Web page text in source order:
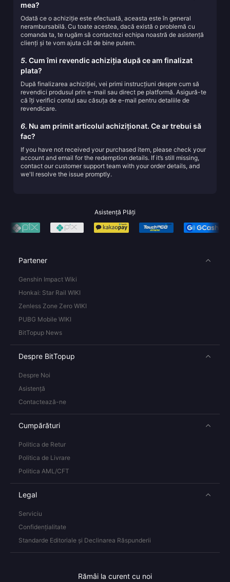
mea?
Odată ce o achiziție este efectuată, aceasta este în general
nerambursabilă. Cu toate acestea, dacă există o problemă cu
comanda ta, te rugăm să contactezi echipa noastră de asistență
clienți și te vom ajuta cât de bine putem.
5. Cum îmi revendic achiziția după ce am finalizat
plata?
După finalizarea achiziției, vei primi instrucțiuni despre cum să
revendici produsul prin e-mail sau direct pe platformă. Asigură-te
că îți verifici contul sau căsuța de e-mail pentru detaliile de
revendicare.
6. Nu am primit articolul achiziționat. Ce ar trebui să
fac?
If you have not received your purchased item, please check your
account and email for the redemption details. If it’s still missing,
contact our customer support team with your order details, and
we'll resolve the issue promptly.
Asistență Plăți
Partener
Genshin Impact Wiki
Honkai: Star Rail WIKI
Zenless Zone Zero WIKI
PUBG Mobile WIKI
BitTopup News
Despre BitTopup
Despre Noi
Asistență
Contactează-ne
Cumpărături
Politica de Retur
Politica de Livrare
Politica AML/CFT
Legal
Serviciu
Confidențialitate
Standarde Editoriale și Declinarea Răspunderii
Rămâi la curent cu noi